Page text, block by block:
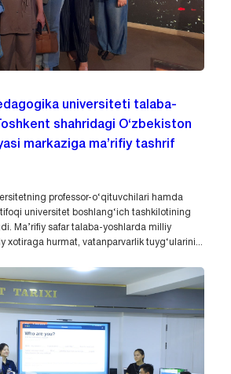
universiteti talaba-
shahridagi O‘zbekiston
markaziga ma’rifiy tashrif
professor-o‘qituvchilari hamda
universitet boshlang‘ich tashkilotining
Ma’rifiy safar talaba-yoshlarda milliy
xotiraga hurmat, vatanparvarlik tuyg‘ularini...